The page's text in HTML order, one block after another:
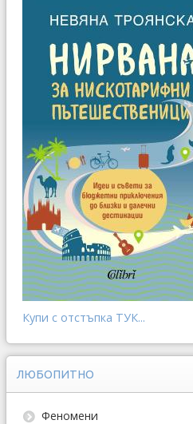
Купи с отстъпка ТУК...
ЛЮБОПИТНО
Феномени